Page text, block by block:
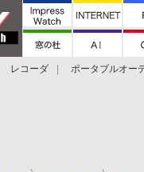
レコーダ ポータブルオー